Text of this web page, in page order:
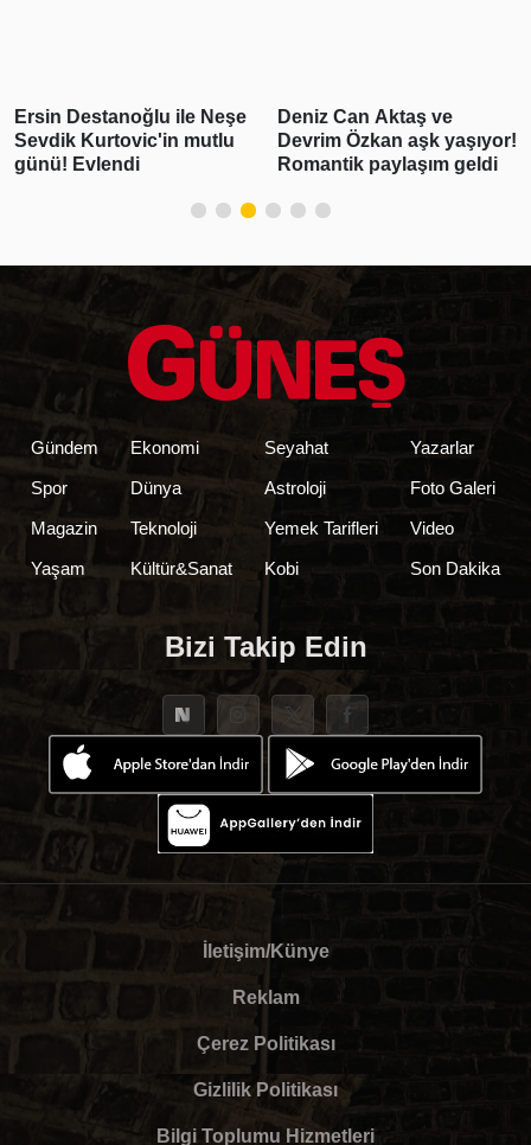
Ersin Destanoğlu ile Neşe
Sevdik Kurtovic'in mutlu
günü! Evlendi
Deniz Can Aktaş ve
Devrim Özkan aşk yaşıyor!
Romantik paylaşım geldi
Gündem
Spor
Magazin
Yaşam
Ekonomi
Dünya
Teknoloji
Kültür&Sanat
Seyahat
Astroloji
Yemek Tarifleri
Kobi
Yazarlar
Foto Galeri
Video
Son Dakika
Bizi Takip Edin
İletişim/Künye
Reklam
Çerez Politikası
Gizlilik Politikası
Bilgi Toplumu Hizmetleri